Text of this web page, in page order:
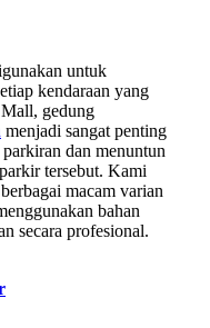
untuk
kendaraan yang
gedung
menjadi sangat penting
dan menuntun
tersebut. Kami
macam varian
bahan
secara profesional.